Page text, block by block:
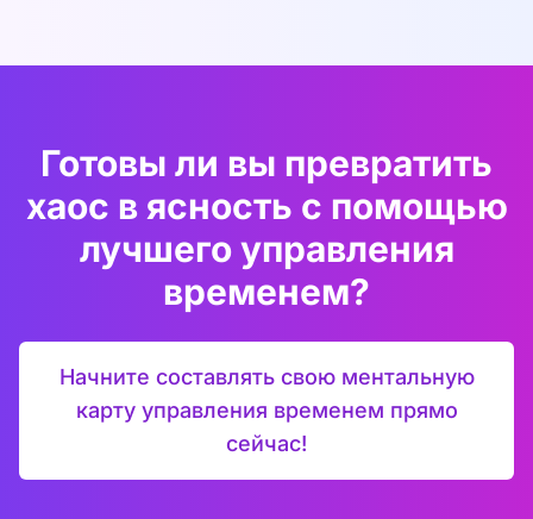
Готовы ли вы превратить
хаос в ясность с помощью
лучшего управления
временем?
Начните составлять свою ментальную
карту управления временем прямо
сейчас!